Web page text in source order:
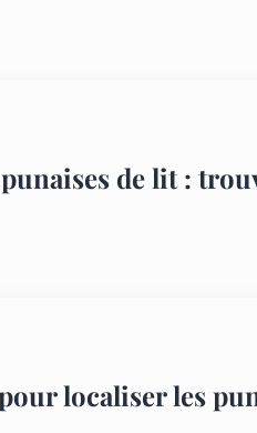
de lit :
localiser les